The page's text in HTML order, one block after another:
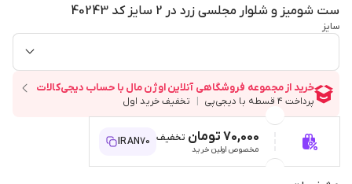
ست شومیز و شلوار مجلسی زرد در 2 سایز کد 40243
سایز
70,000 تومان تخفیف
مخصوص اولین خرید
IRAN70